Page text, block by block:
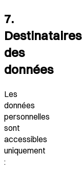
7.
Destinataires
des
données
Les
données
personnelles
sont
accessibles
uniquement
: